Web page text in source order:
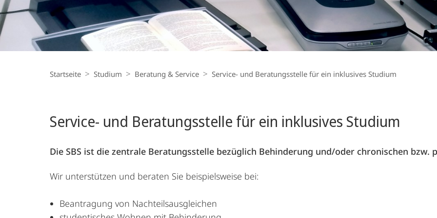
Navigation
Startseite Studium Beratung & Service Service- und Beratungsstelle für ein inklusives Studium
Service- und Beratungsstelle für ein inklusives Studium
Die SBS ist die zentrale Beratungsstelle bezüglich Behinderung und/oder chronischen bzw.
Wir unterstützen und beraten Sie beispielsweise bei:
Beantragung von Nachteilsausgleichen